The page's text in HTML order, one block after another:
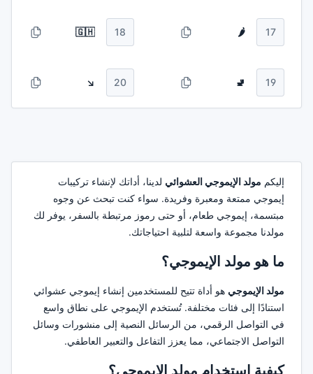
17
🌶️
18
🇬🇭
19
🚽
20
↘️
إليكم مولد الإيموجي العشوائي لدينا، أداتك لإنشاء تركيبات
إيموجي ممتعة ومعبرة وفريدة. سواء كنت تبحث عن وجوه
مبتسمة، إيموجي طعام، أو حتى رموز مرتبطة بالسفر، يوفر لك
مولدنا مجموعة واسعة لتلبية احتياجاتك.
ما هو مولد الإيموجي؟
مولد الإيموجي هو أداة تتيح للمستخدمين إنشاء إيموجي عشوائي
استنادًا إلى فئات مختلفة. تُستخدم الإيموجي على نطاق واسع
في التواصل الرقمي، من الرسائل النصية إلى منشورات وسائل
التواصل الاجتماعي، مما يعزز التفاعل والتعبير العاطفي.
كيفية استخدام مولد الإيموجي؟